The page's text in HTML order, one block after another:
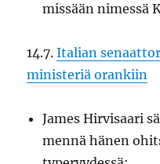
missään nimessä
14.7.Italian
ministeriä orankiin
James Hirvisaari
mennä hänen